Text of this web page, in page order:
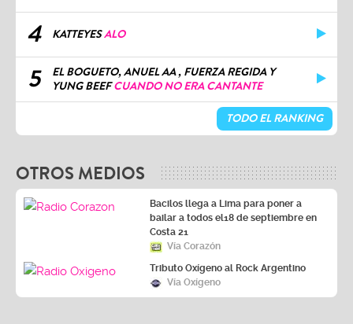
4
5
EL BOGUETO, ANUEL AA , FUERZA REGIDA Y
YUNG BEEFCUANDO NO ERA CANTANTE
TODO EL RANKING
Bacilos llega a Lima para poner a
bailar a todos el18 de septiembre en
Costa 21
Vía Corazón
Tributo Oxígeno al Rock Argentino
Vía Oxígeno